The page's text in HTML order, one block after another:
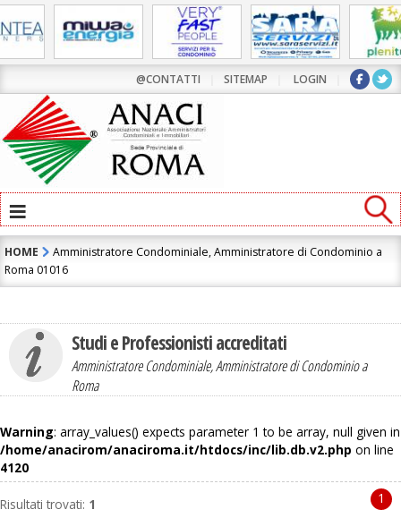
@CONTATTI SITEMAP LOGIN
≡
HOME
Amministratore Condominiale, Amministratore di Condominio a
Roma 01016
Studi e Professionisti accreditati
Amministratore Condominiale, Amministratore di Condominio a
Roma
Warning: array_values() expects parameter 1 to be array, null given in
/home/anacirom/anaciroma.it/htdocs/inc/lib.db.v2.php on line
4120
1
Risultati trovati: 1